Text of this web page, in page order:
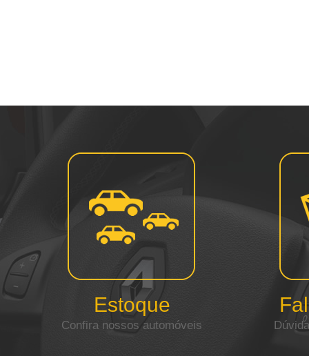
Estoque
Confira nossos automóveis